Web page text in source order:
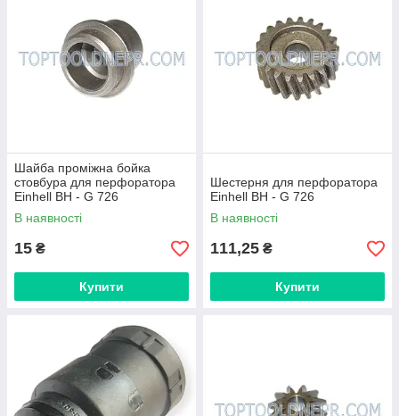
Шайба проміжна бойка
стовбура для перфоратора
Einhell BH - G 726
В наявності
15 ₴
Купити
Шестерня для перфоратора
Einhell BH - G 726
В наявності
111,25 ₴
Купити